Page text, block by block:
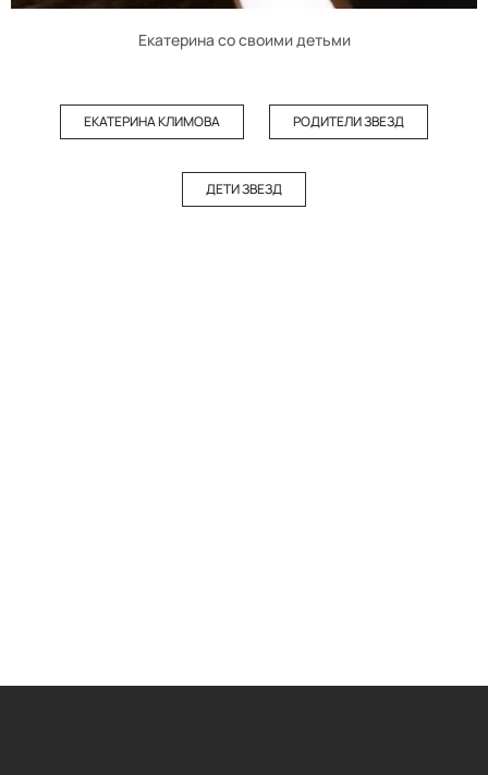
Екатерина со своими детьми
ЕКАТЕРИНА КЛИМОВА РОДИТЕЛИ ЗВЕЗД
ДЕТИ ЗВЕЗД